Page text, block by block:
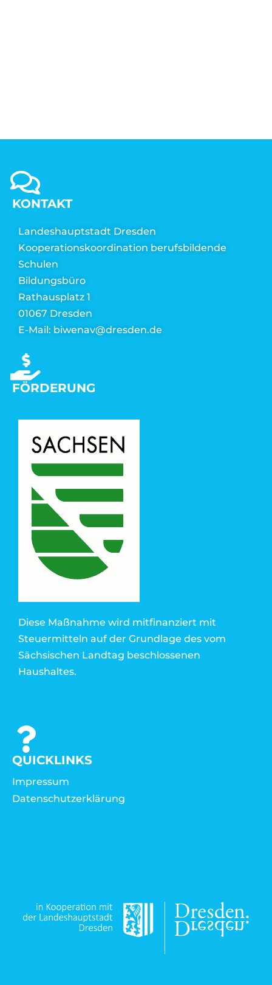
KONTAKT
Landeshauptstadt Dresden
Kooperationskoordination berufsbildende
Schulen
Bildungsbüro
Rathausplatz 1
01067 Dresden
E-Mail: biwenav@dresden.de
FÖRDERUNG
Diese Maßnahme wird mitfinanziert mit
Steuermitteln auf der Grundlage des vom
Sächsischen Landtag beschlossenen
Haushaltes.
QUICKLINKS
Impressum
Datenschutzerklärung